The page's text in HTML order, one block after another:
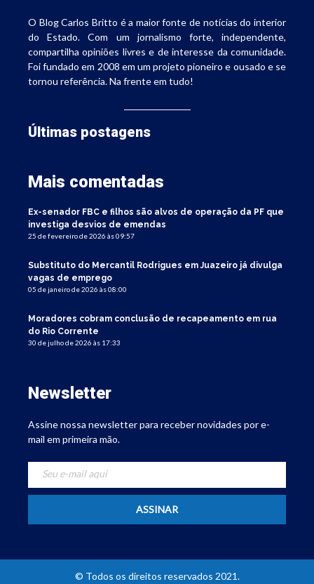
O Blog Carlos Britto é a maior fonte de notícias do interior
do Estado. Com um jornalismo forte, independente,
compartilha opiniões livres e de interesse da comunidade.
Foi fundado em 2008 em um projeto pioneiro e ousado e se
tornou referência. Na frente em tudo!
Últimas postagens
Mais comentadas
Ex-senador FBC e filhos são alvos de operação da PF que
investiga desvios de emendas
25 de fevereiro de 2026 às 09:57
Substituto do Mercantil Rodrigues em Juazeiro já divulga
vagas de emprego
05 de janeiro de 2026 às 08:00
Moradores cobram conclusão de recapeamento em rua
do Rio Corrente
30 de julho de 2026 às 17:33
Newsletter
Assine nossa newsletter para receber novidades por e-
mail em primeira mão.
© Todos os direitos reservados 2021.